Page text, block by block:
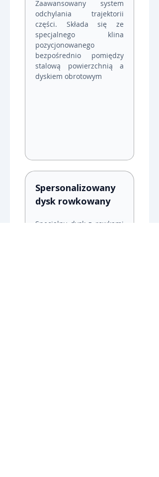
Zaawansowany system
odchylania trajektorii
części. Składa się ze
specjalnego klina
pozycjonowanego
bezpośrednio pomiędzy
stalową powierzchnią a
dyskiem obrotowym
Spersonalizowany
dysk rowkowany
Specjalny dysk z rowkami